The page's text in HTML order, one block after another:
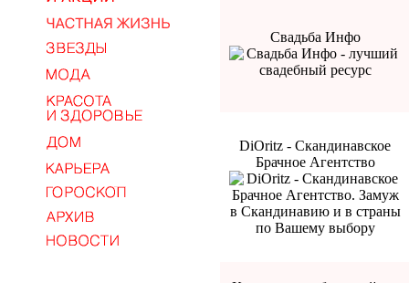
Свадьба Инфо
DiOritz - Скандинавское
Брачное Агентство